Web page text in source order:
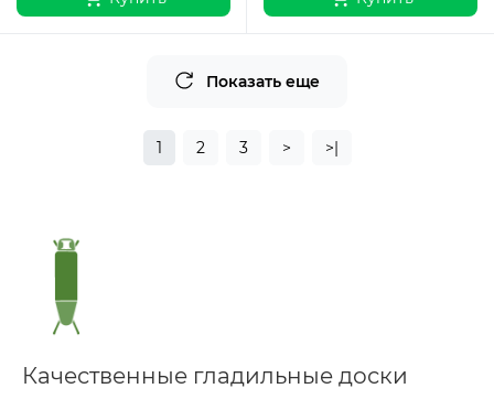
Показать еще
1 2 3 > >|
Качественные гладильные доски